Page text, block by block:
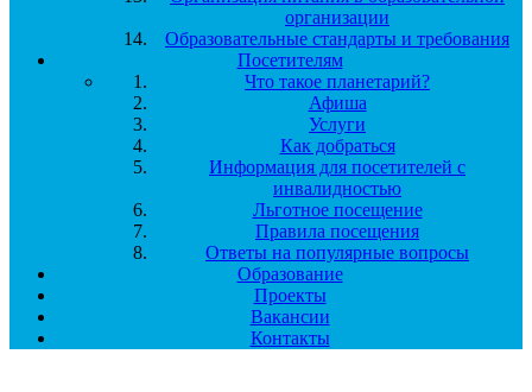
организации
Образовательные стандарты и требования
Посетителям
Что такое планетарий?
Афиша
Услуги
Как добраться
Информация для посетителей с
инвалидностью
Льготное посещение
Правила посещения
Ответы на популярные вопросы
Образование
Проекты
Вакансии
Контакты